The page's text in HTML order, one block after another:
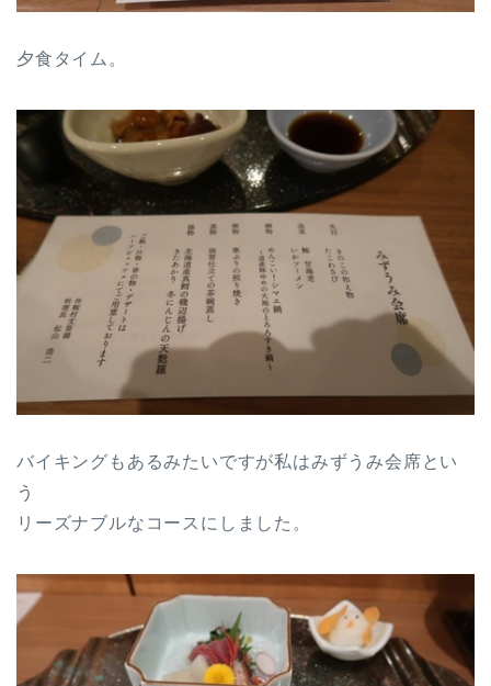
夕食タイム。
バイキングもあるみたいですが私はみずうみ会席とい
う
リーズナブルなコースにしました。